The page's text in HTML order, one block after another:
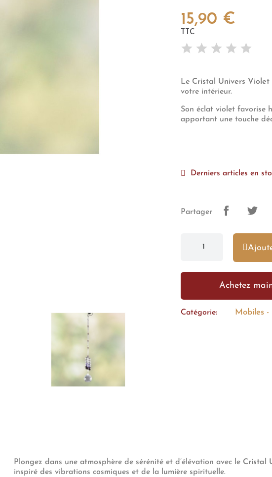
15,90 €
TTC
Le Cristal Univers Violet
votre intérieur.
Son éclat violet favorise
apportant une touche
Derniers articles en
Partager
Achetez
Catégorie Mobiles
Plongez dans une atmosphère de sérénité et d’élévation avec le Cristal
inspiré des vibrations cosmiques et de la lumière spirituelle.